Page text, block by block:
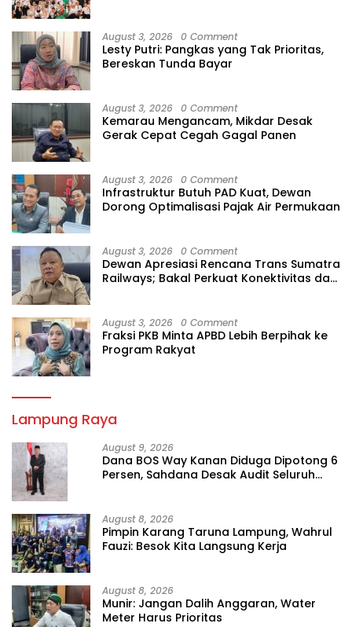
August 3, 2026 0 Comment
Lesty Putri: Pangkas yang Tak Prioritas,
Bereskan Tunda Bayar
August 3, 2026 0 Comment
Kemarau Mengancam, Mikdar Desak
Gerak Cepat Cegah Gagal Panen
August 3, 2026 0 Comment
Infrastruktur Butuh PAD Kuat, Dewan
Dorong Optimalisasi Pajak Air Permukaan
August 3, 2026 0 Comment
Dewan Apresiasi Rencana Trans Sumatra
Railways; Bakal Perkuat Konektivitas dan
August 3, 2026 0 Comment
Fraksi PKB Minta APBD Lebih Berpihak ke
Program Rakyat
Lampung Raya
August 9, 2026
Dana BOS Way Kanan Diduga Dipotong 6
Persen, Sahdana Desak Audit Seluruh
August 8, 2026
Pimpin Karang Taruna Lampung, Wahrul
Fauzi: Besok Kita Langsung Kerja
August 8, 2026
Munir: Jangan Dalih Anggaran, Water
Meter Harus Prioritas